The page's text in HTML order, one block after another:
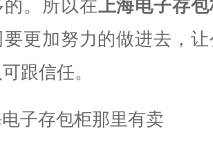
。所以在上海电子存
要更加努力的做进去，
跟信任。